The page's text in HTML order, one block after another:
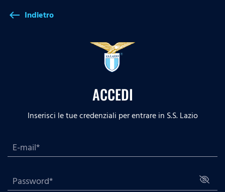
west Indietro
ACCEDI
Inserisci le tue credenziali per entrare in S.S. Lazio